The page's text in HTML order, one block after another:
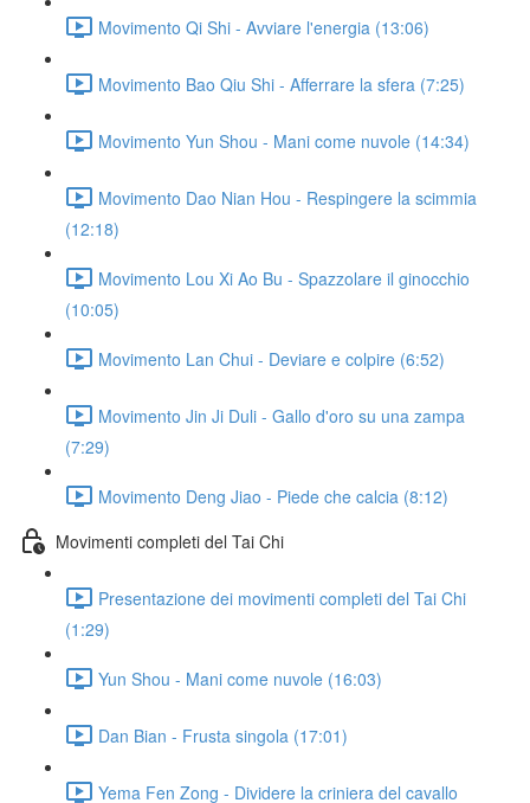
Movimento Qi Shi - Avviare l'energia (13:06)
Movimento Bao Qiu Shi - Afferrare la sfera (7:25)
Movimento Yun Shou - Mani come nuvole (14:34)
Movimento Dao Nian Hou - Respingere la scimmia
(12:18)
Movimento Lou Xi Ao Bu - Spazzolare il ginocchio
(10:05)
Movimento Lan Chui - Deviare e colpire (6:52)
Movimento Jin Ji Duli - Gallo d'oro su una zampa
(7:29)
Movimento Deng Jiao - Piede che calcia (8:12)
Movimenti completi del Tai Chi
Presentazione dei movimenti completi del Tai Chi
(1:29)
Yun Shou - Mani come nuvole (16:03)
Dan Bian - Frusta singola (17:01)
Yema Fen Zong - Dividere la criniera del cavallo